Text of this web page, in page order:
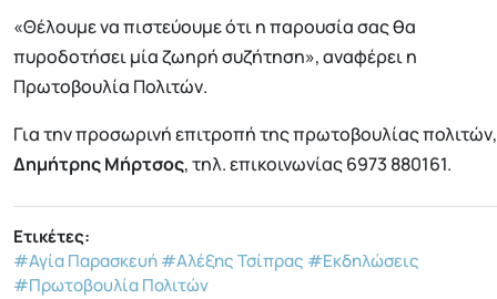
«Θέλουμε να πιστεύουμε ότι η παρουσία σας θα
πυροδοτήσει μία ζωηρή συζήτηση», αναφέρει η
Πρωτοβουλία Πολιτών.
Για την προσωρινή επιτροπή της πρωτοβουλίας πολιτών,
Δημήτρης Μήρτσος, τηλ. επικοινωνίας 6973 880161.
Ετικέτες:
#Αγία Παρασκευή#Αλέξης Τσίπρας #Εκδηλώσεις
#Πρωτοβουλία Πολιτών